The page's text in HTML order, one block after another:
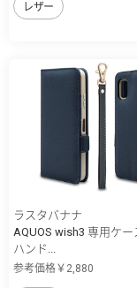
レザー
ラスタバナナ
AQUOS wish3 専用ケー
ハンド...
参考価格￥2,880